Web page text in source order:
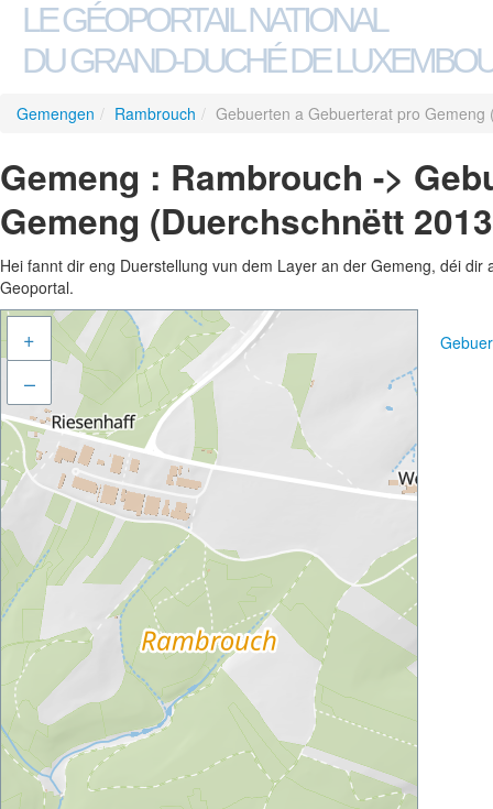
LE GÉOPORTAIL NATIONAL
DU GRAND-DUCHÉ DE
Gemengen / Rambrouch / Gebuerten a Gebuerterat pro
Gemeng : Rambrouch ->
Gemeng (Duerchschnëtt
Hei fannt dir eng Duerstellung vun dem Layer an der Gemeng, déi
Geoportal.
+
–